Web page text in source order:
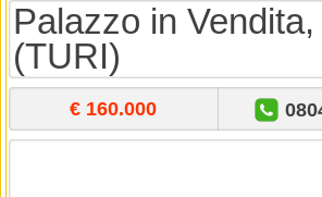
Palazzo in
(TURI)
€ 160.000